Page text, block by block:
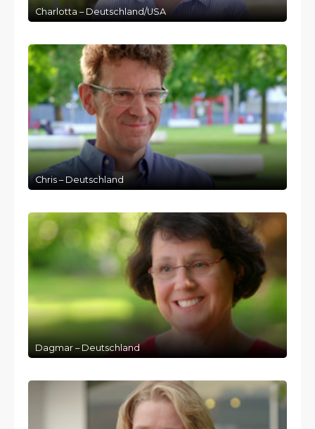
Charlotta – Deutschland/USA
Chris – Deutschland
Dagmar – Deutschland